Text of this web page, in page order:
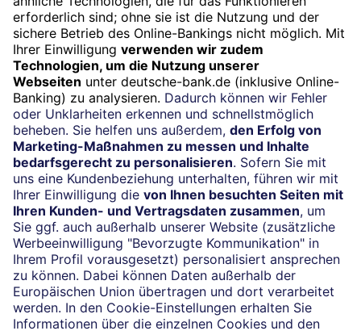
Termin
Beratung vereinbaren
24/7-Kundenservice
(069) 910-100 61